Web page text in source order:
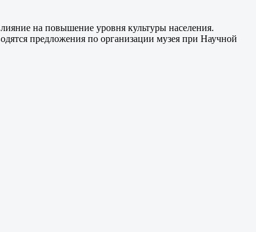
на повышение уровня культуры населения.
предложения по организации музея при Научной